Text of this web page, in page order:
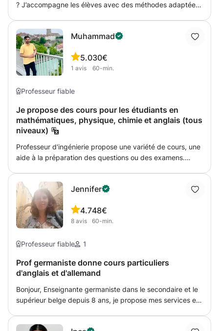
? J’accompagne les élèves avec des méthodes adaptées,
scolaires que sur ma propre expérience et du contenu
soigneusement sélectionné, pour offrir un soutien efficace
et adapté à chaque élève.
Muhammad
5.0
1 avis
30€
60-min.
Professeur fiable
Je propose des cours pour les étudiants en
mathématiques, physique, chimie et anglais (tous
niveaux)
Professeur d'ingénierie propose une variété de cours, une
aide à la préparation des questions ou des examens.
les lycéens..., je suis disponible immédiatement et je
garantis la réussite de l'élève. n'hésitez pas à me
contacter pour toute autre information qui pourrait vous
être utile
Jennifer
4.7
8 avis
48€
60-min.
Professeur fiable 1
Prof germaniste donne cours particuliers
d'anglais et d'allemand
Bonjour, Enseignante germaniste dans le secondaire et le
supérieur belge depuis 8 ans, je propose mes services en